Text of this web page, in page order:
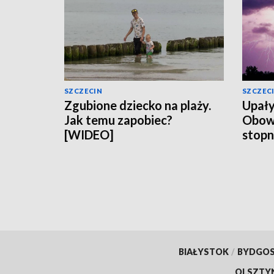
SZCZECIN
Zgubione dziecko na plaży.
Jak temu zapobiec?
[WIDEO]
BIAŁYSTOK /